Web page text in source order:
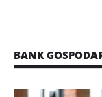
BANK